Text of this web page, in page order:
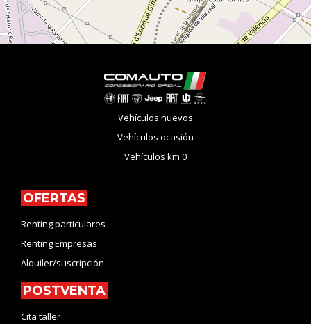
Vehículos nuevos
Vehículos ocasión
Vehículos km 0
OFERTAS
Renting particulares
Renting Empresas
Alquiler/suscripción
POSTVENTA
Cita taller